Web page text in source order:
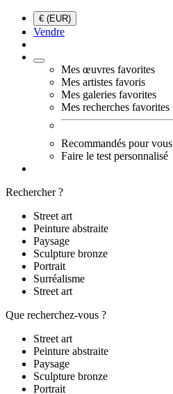
€ (EUR)
Vendre
Mes œuvres favorites
Mes artistes favoris
Mes galeries favorites
Mes recherches favorites
Recommandés pour vous
Faire le test personnalisé
Rechercher ?
Street art
Peinture abstraite
Paysage
Sculpture bronze
Portrait
Surréalisme
Street art
Que recherchez-vous ?
Street art
Peinture abstraite
Paysage
Sculpture bronze
Portrait